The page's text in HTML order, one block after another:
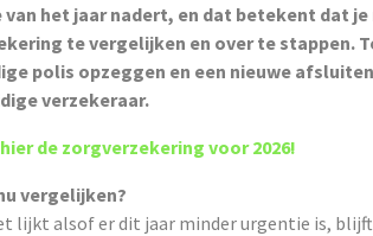
van het jaar nadert, en dat betekent dat
te vergelijken en over te stappen.
polis opzeggen en een nieuwe
verzekeraar.
de zorgverzekering voor 2026!
vergelijken?
lijkt alsof er dit jaar minder urgentie is,